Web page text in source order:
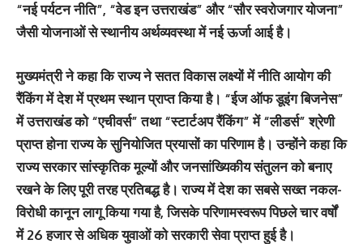
“नई पर्यटन नीति”, “वेड इन उत्तराखंड” और “सौर स्वरोजगार योजना”
जैसी योजनाओं से स्थानीय अर्थव्यवस्था में नई ऊर्जा आई है।
मुख्यमंत्री ने कहा कि राज्य ने सतत विकास लक्ष्यों में नीति आयोग की
रैंकिंग में देश में प्रथम स्थान प्राप्त किया है। “ईज ऑफ डूइंग बिजनेस”
में उत्तराखंड को “एचीवर्स” तथा “स्टार्टअप रैंकिंग” में “लीडर्स” श्रेणी
प्राप्त होना राज्य के सुनियोजित प्रयासों का परिणाम है। उन्होंने कहा कि
राज्य सरकार सांस्कृतिक मूल्यों और जनसांख्यिकीय संतुलन को बनाए
रखने के लिए पूरी तरह प्रतिबद्ध है। राज्य में देश का सबसे सख्त नकल-
विरोधी कानून लागू किया गया है, जिसके परिणामस्वरूप पिछले चार वर्षों
में 26 हजार से अधिक युवाओं को सरकारी सेवा प्राप्त हुई है।